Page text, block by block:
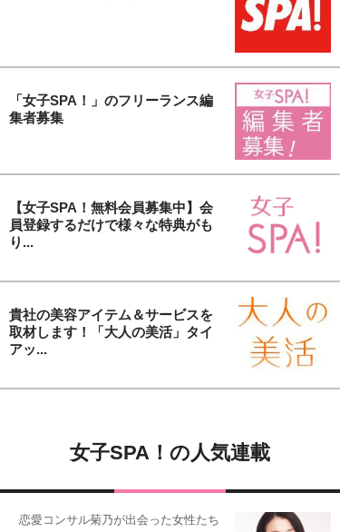
「女子SPA！」のフリーランス編
集者募集
【女子SPA！無料会員募集中】会
員登録するだけで様々な特典がも
り...
貴社の美容アイテム＆サービスを
取材します！「大人の美活」タイ
アッ...
女子SPA！の人気連載
恋愛コンサル菊乃が出会った女性たち